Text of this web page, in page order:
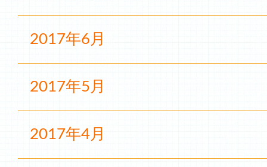
2017年6月
2017年5月
2017年4月